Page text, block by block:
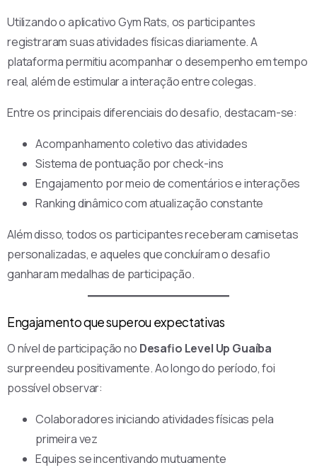
Utilizando o aplicativo Gym Rats, os participantes
registraram suas atividades físicas diariamente. A
plataforma permitiu acompanhar o desempenho em tempo
real, além de estimular a interação entre colegas.
Entre os principais diferenciais do desafio, destacam-se:
Acompanhamento coletivo das atividades
Sistema de pontuação por check-ins
Engajamento por meio de comentários e interações
Ranking dinâmico com atualização constante
Além disso, todos os participantes receberam camisetas
personalizadas, e aqueles que concluíram o desafio
ganharam medalhas de participação.
Engajamento que superou expectativas
O nível de participação no Desafio Level Up Guaíba
surpreendeu positivamente. Ao longo do período, foi
possível observar:
Colaboradores iniciando atividades físicas pela
primeira vez
Equipes se incentivando mutuamente